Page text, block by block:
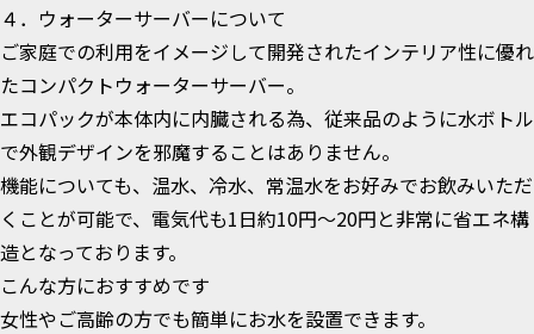
４．ウォーターサーバーについて
ご家庭での利用をイメージして開発されたインテリア性に優れ
たコンパクトウォーターサーバー。
エコパックが本体内に内臓される為、従来品のように水ボトル
で外観デザインを邪魔することはありません。
機能についても、温水、冷水、常温水をお好みでお飲みいただ
くことが可能で、電気代も1日約10円～20円と非常に省エネ構
造となっております。
こんな方におすすめです
女性やご高齢の方でも簡単にお水を設置できます。